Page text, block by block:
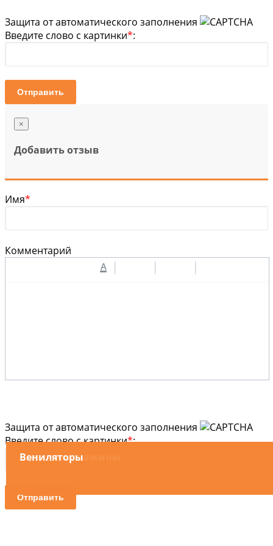
Вытяжные камины
Вениляторы
Защита от автоматического заполнения
Введите слово с картинки*:
Отправить
×
Добавить отзыв
Имя*
Комментарий
A
Защита от автоматического заполнения
Введите слово с картинки*:
Отправить